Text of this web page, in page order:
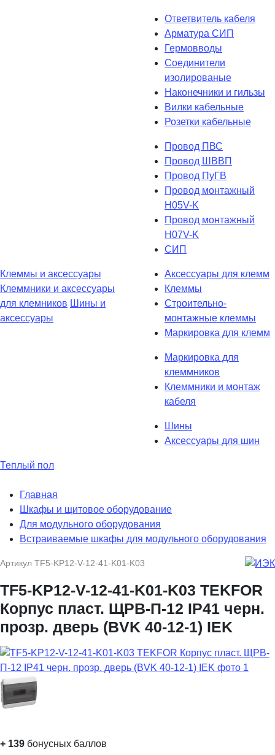
Ответвитель кабеля
Арматура СИП
Гермовводы
Соединители
изолированые
Наконечники и гильзы
Вилки кабельные
Розетки кабельные
Провод ПВС
Провод ШВВП
Провод ПуГВ
Провод монтажный
H05V-K
Провод монтажный
H07V-K
СИП
Клеммы и аксессуары
Клеммники и аксессуары
для клемников Шины и
аксессуары
Аксессуары для клемм
Клеммы
Строительно-
монтажные клеммы
Маркировка для клемм
Маркировка для
клеммников
Клеммники и монтаж
кабеля
Шины
Аксессуары для шин
Теплый пол
Главная
Шкафы и щитовое оборудование
Для модульного оборудования
Встраиваемые шкафы для модульного оборудования
Артикул TF5-KP12-V-12-41-K01-K03
TF5-KP12-V-12-41-K01-K03 TEKFOR
Корпус пласт. ЩРВ-П-12 IP41 черн.
прозр. дверь (BVK 40-12-1) IEK
+ 139 бонусных баллов